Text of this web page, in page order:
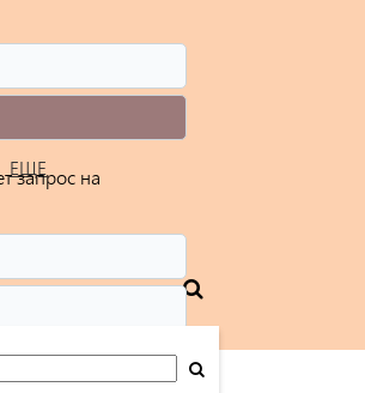
ЕЩЕ
запрос на